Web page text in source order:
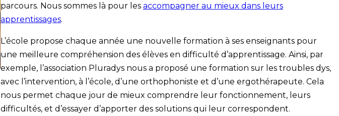
parcours. Nous sommes là pour les accompagner au mieux dans leurs
apprentissages.
L’école propose chaque année une nouvelle formation à ses enseignants pour
une meilleure compréhension des élèves en difficulté d’apprentissage. Ainsi, par
exemple, l’association Pluradys nous a proposé une formation sur les troubles dys,
avec l’intervention, à l’école, d’une orthophoniste et d’une ergothérapeute. Cela
nous permet chaque jour de mieux comprendre leur fonctionnement, leurs
difficultés, et d’essayer d’apporter des solutions qui leur correspondent.